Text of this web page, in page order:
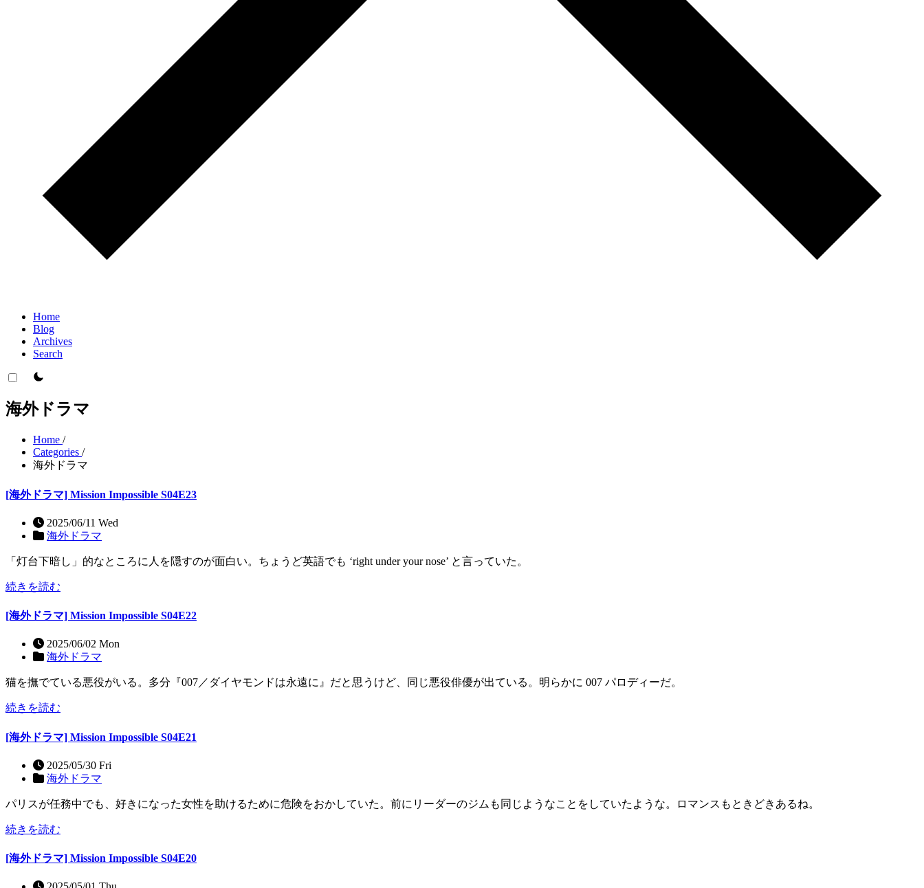
Home
Blog
Archives
Search
theme switcher
海外ドラマ
Home /
Categories /
海外ドラマ
[海外ドラマ] Mission Impossible S04E23
2025/06/11 Wed
海外ドラマ
「灯台下暗し」的なところに人を隠すのが面白い。ちょうど英語でも ‘right under your nose’ と言っていた。
続きを読む
[海外ドラマ] Mission Impossible S04E22
2025/06/02 Mon
海外ドラマ
猫を撫でている悪役がいる。多分『007／ダイヤモンドは永遠に』だと思うけど、同じ悪役俳優が出ている。明らかに 007 パロディーだ。
続きを読む
[海外ドラマ] Mission Impossible S04E21
2025/05/30 Fri
海外ドラマ
パリスが任務中でも、好きになった女性を助けるために危険をおかしていた。前にリーダーのジムも同じようなことをしていたような。ロマンスもときどきあるね。
続きを読む
[海外ドラマ] Mission Impossible S04E20